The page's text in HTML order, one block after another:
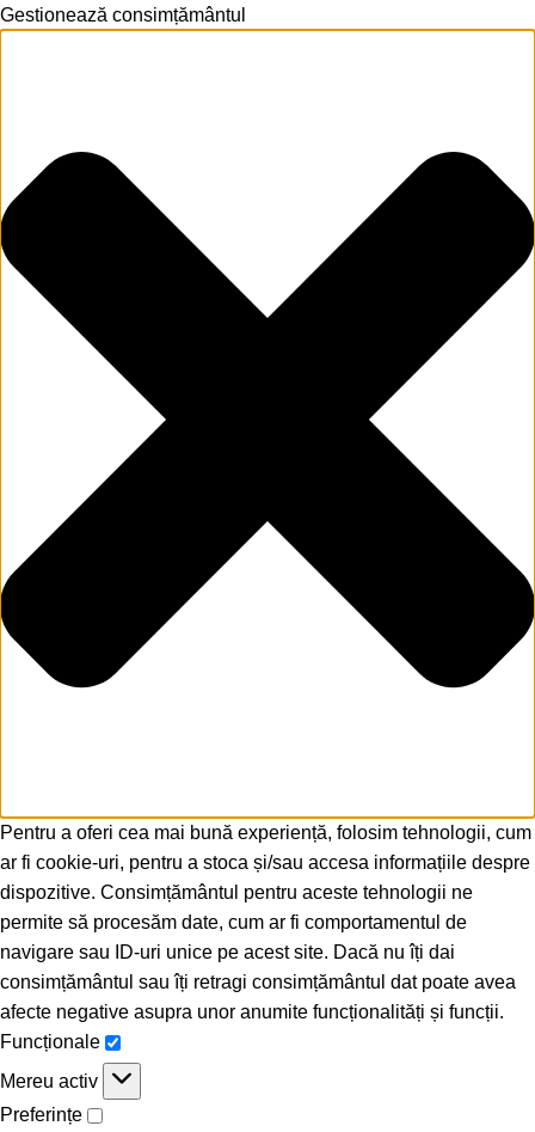
Gestionează consimțământul
Pentru a oferi cea mai bună experiență, folosim tehnologii, cum
ar fi cookie-uri, pentru a stoca și/sau accesa informațiile despre
dispozitive. Consimțământul pentru aceste tehnologii ne
permite să procesăm date, cum ar fi comportamentul de
navigare sau ID-uri unice pe acest site. Dacă nu îți dai
consimțământul sau îți retragi consimțământul dat poate avea
afecte negative asupra unor anumite funcționalități și funcții.
Funcționale
Mereu activ
Preferințe